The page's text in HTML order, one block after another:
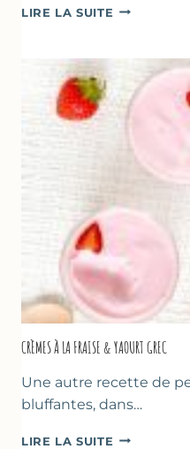
LIRE LA SUITE DESSERTS
POUR
FÊTE
DES
CRÈMES À LA FRAISE & YAOURT GREC
Une autre recette de
bluffantes, dans…
LIRE LA SUITE CRÈMES